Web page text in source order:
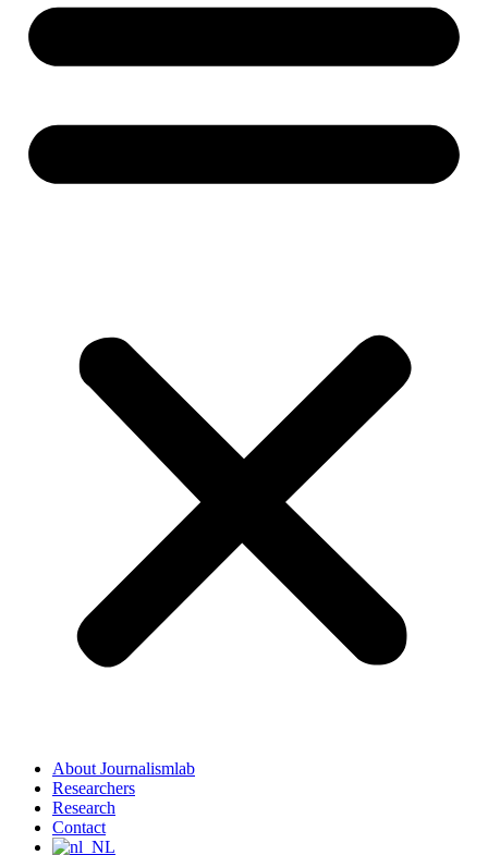
About Journalismlab
Researchers
Research
Contact